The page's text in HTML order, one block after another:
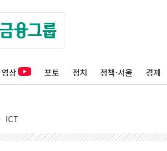
영상 포토 정치 정책·서울 경제
ICT